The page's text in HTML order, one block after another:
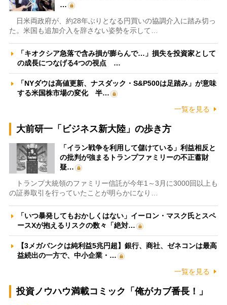
…
日米両政府が、約28年ぶりとなる円買いの協調介入に踏み切っ
た。米国も追加介入を辞さない姿勢を示して…
「キオクシア急落で含み損が膨らんで…」損失を投資家として
の成長につなげる4つの視点 …
「NYダウは高値更新、ナスダック・S&P500は足踏み」が意味
する米国株市場の変化 半…
一覧を見る
大前研一「ビジネス新大陸」の歩き方
「イラン戦争を利用して儲けている」利益相反と
の批判が強まるトランプファミリーの不正蓄財
疑…
トランプ大統領のファミリー信託が今年1～3月に3000回以上も
の証券取引を行っていたことが明らかになり…
「いつ暴発してもおかしくはない」イーロン・マスク氏とスペ
ースXが抱えるリスクの数々「絶対…
【3メガバンクは純利益5兆円超】銀行、商社、ゼネコンは最高
益続出の一方で、中小企業・…
一覧を見る
投資ノウハウ満載コミック「俺がカブ番長！」